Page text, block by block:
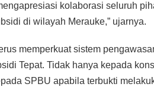
kolaborasi seluruh
di wilayah Merauke,” ujarnya.
memperkuat sistem
Tepat. Tidak hanya kepada
SPBU apabila terbukti